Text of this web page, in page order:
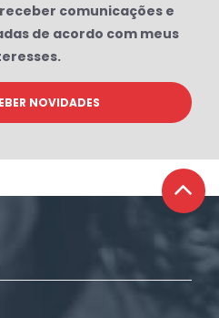
comunicações e
de acordo com meus